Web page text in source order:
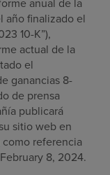
año finalizado el
10-K”),
actual de la
el
ganancias 8-
de prensa
publicará
sitio web en
como referencia
8, 2024.